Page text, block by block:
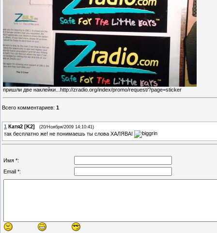
пришли две наклейки...http://zradio.org/index/promo/request/?page=sticker
Всего комментариев: 1
1 Катя2 [K2] (20/Ноября/2009 14:10:41)
так бесплатно же! не понимаешь ты слова ХАЛЯВА!
Имя *:
Email *: